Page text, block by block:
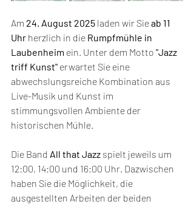
Am 24. August 2025 laden wir Sie ab 11
Uhr herzlich in die Rumpfmühle in
Laubenheim ein. Unter dem Motto "Jazz
triff Kunst" erwartet Sie eine
abwechslungsreiche Kombination aus
Live-Musik und Kunst im
stimmungsvollen Ambiente der
historischen Mühle.
Die Band All that Jazz spielt jeweils um
12:00, 14:00 und 16:00 Uhr. Dazwischen
haben Sie die Möglichkeit, die
ausgestellten Arbeiten der beiden